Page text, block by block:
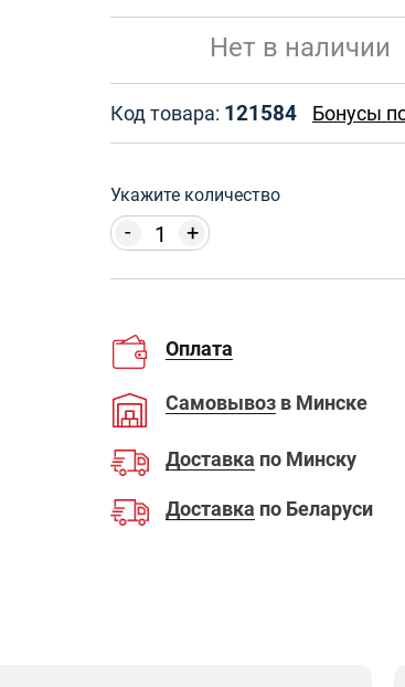
Нет в наличии
Код товара: 121584 Бонусы
Укажите количество
+
-
Оплата
Самовывоз в Минске
Доставка по Минску
Доставка по Беларуси